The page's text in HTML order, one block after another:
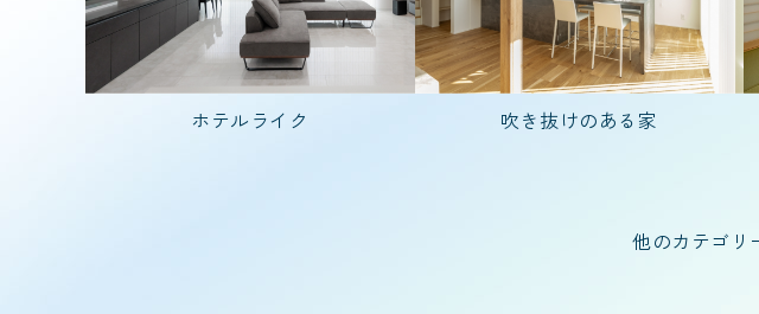
ホテルライク 吹き抜けのある家
他のカテゴリ
入居人数
夫婦2人暮らし 3人家族(子ども1人)